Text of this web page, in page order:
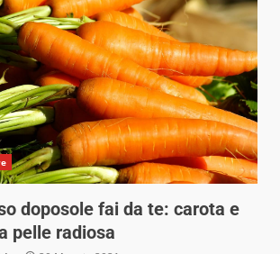
doposole fai da te: carota e
pelle radiosa